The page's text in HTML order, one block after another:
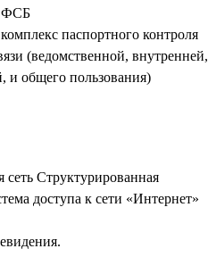
ФСБ
паспортного контроля
(ведомственной, внутренней,
и общего пользования)
сеть Структурированная
доступа к сети «Интернет»